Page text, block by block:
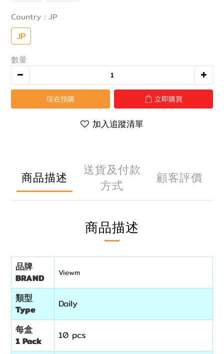
Country : JP
JP
數量
現在預購 立即購買
加入追蹤清單
商品描述
送貨及付款
方式
顧客評價
商品描述
品牌
BRAND
Viewm
類型
Type
Daily
每盒
1 Pack
10 pcs